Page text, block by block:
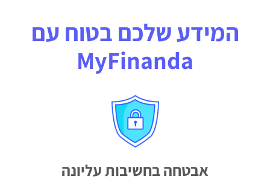
המידע שלכם בטוח עם
MyFinanda
אבטחה בחשיבות עליונה